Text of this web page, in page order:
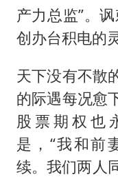
产力总监”。
创办台积电的
天下没有不散
的际遇每况愈
股票期权也
是，“我和前
续。我们两人